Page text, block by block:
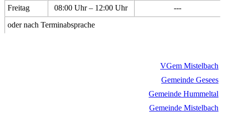
Freitag
08:00 Uhr – 12:00 Uhr
---
oder nach Terminabsprache
VGem Mistelbach
Gemeinde Gesees
Gemeinde Hummeltal
Gemeinde Mistelbach